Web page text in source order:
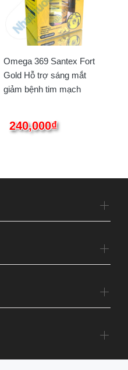
Omega 369 Santex Fort
Gold Hỗ trợ sáng mắt
giảm bệnh tim mạch
240,000₫